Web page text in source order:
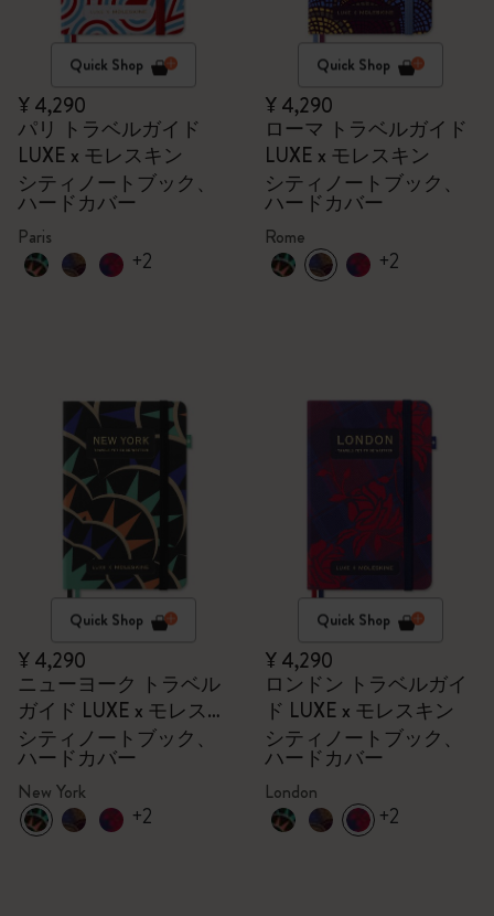
Quick Shop
¥ 4,290
パリ トラベルガイド
LUXE x モレスキン
シティノートブック、
ハードカバー
Paris
+2
Quick Shop
¥ 4,290
ローマ トラベルガイド
LUXE x モレスキン
シティノートブック、
ハードカバー
Rome
+2
Quick Shop
¥ 4,290
ニューヨーク トラベル
ガイド LUXE x モレスキ
ン
シティノートブック、
ハードカバー
New York
+2
Quick Shop
¥ 4,290
ロンドン トラベルガイ
ド LUXE x モレスキン
シティノートブック、
ハードカバー
London
+2